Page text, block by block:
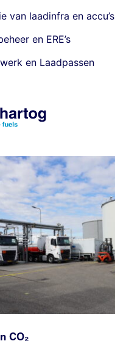
van laadinfra en accu’s
en ERE’s
en Laadpassen
CO₂